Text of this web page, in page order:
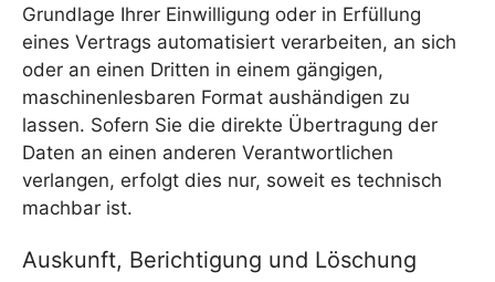
Grundlage Ihrer Einwilligung oder in Erfüllung
eines Vertrags automatisiert verarbeiten, an sich
oder an einen Dritten in einem gängigen,
maschinenlesbaren Format aushändigen zu
lassen. Sofern Sie die direkte Übertragung der
Daten an einen anderen Verantwortlichen
verlangen, erfolgt dies nur, soweit es technisch
machbar ist.
Auskunft, Berichtigung und Löschung